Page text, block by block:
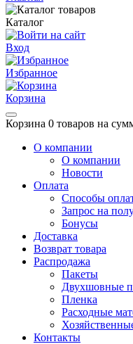
Каталог
Вход
Избранное
Корзина
Корзина 0 товаров на
О компании
О компании
Новости
Оплата
Способы
Запрос на
Бонусы
Доставка
Возврат товара
Распродажа
Пакеты
Двухшовные
Пленка
Расходные
Контакты